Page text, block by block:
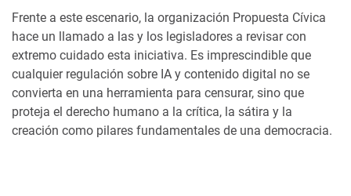
Frente a este escenario, la organización Propuesta Cívica
hace un llamado a las y los legisladores a revisar con
extremo cuidado esta iniciativa. Es imprescindible que
cualquier regulación sobre IA y contenido digital no se
convierta en una herramienta para censurar, sino que
proteja el derecho humano a la crítica, la sátira y la
creación como pilares fundamentales de una democracia.